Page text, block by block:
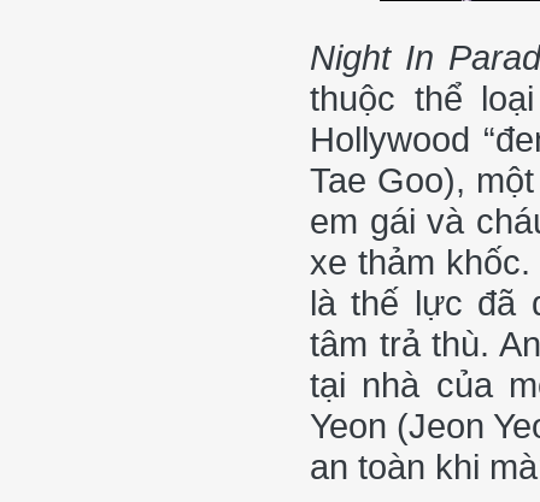
Night In
thuộc thể
Hollywood
Tae Goo),
em gái và
xe thảm
là thế lực đã
tâm trả thù.
tại nhà của
Yeon (Jeon
an toàn khi